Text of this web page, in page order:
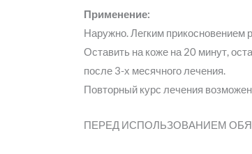
Применение:
Наружно. Легким прикосновением
Оставить на коже на 20 минут,
после 3-х месячного лечения.
Повторный курс лечения
ПЕРЕД ИСПОЛЬЗОВАНИЕМ